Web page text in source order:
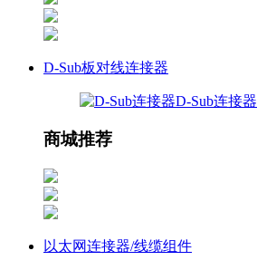
D-Sub板对线连接器
D-Sub连接器
商城推荐
以太网连接器/线缆组件